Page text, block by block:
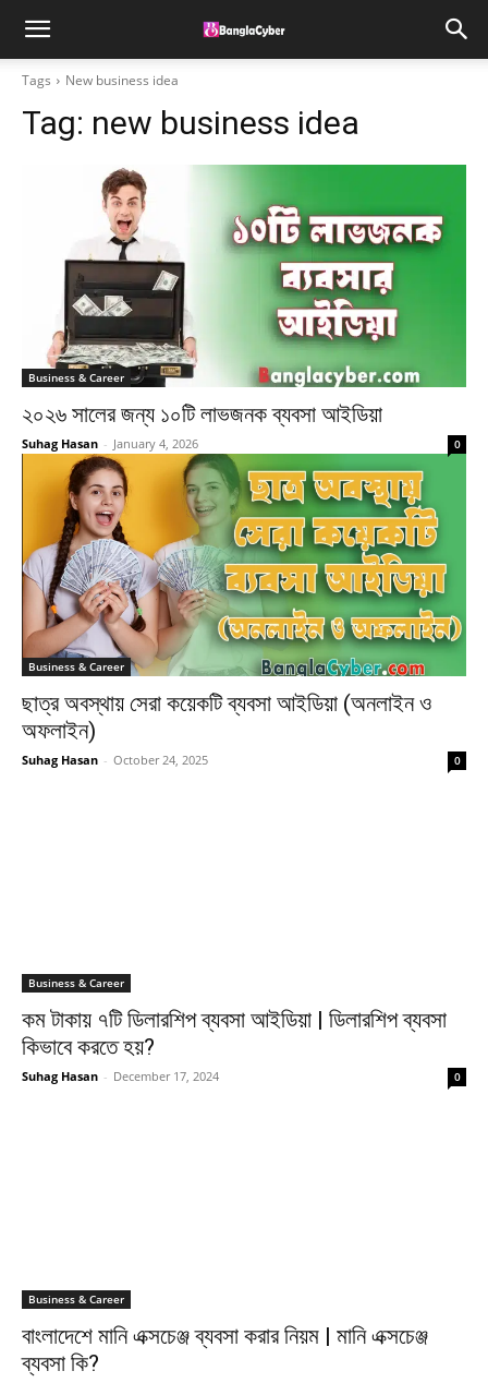
Tags New business idea
Tag: new business idea
Business & Career
২০২৬ সালের জন্য ১০টি লাভজনক ব্যবসা আইডিয়া
Suhag Hasan - January 4, 2026 0
Business & Career
ছাত্র অবস্থায় সেরা কয়েকটি ব্যবসা আইডিয়া (অনলাইন ও
অফলাইন)
Suhag Hasan - October 24, 2025 0
Business & Career
কম টাকায় ৭টি ডিলারশিপ ব্যবসা আইডিয়া | ডিলারশিপ ব্যবসা
কিভাবে করতে হয়?
Suhag Hasan - December 17, 2024 0
Business & Career
বাংলাদেশে মানি এক্সচেঞ্জ ব্যবসা করার নিয়ম | মানি এক্সচেঞ্জ
ব্যবসা কি?